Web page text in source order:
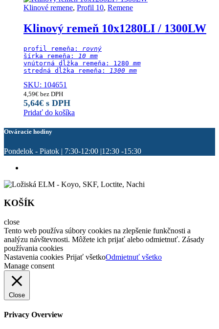
Klinové remene, Profil 10, Remene
Klinový remeň 10x1280LI / 1300LW
profil remeňa: rovný
šírka remeňa: 10 mm
vnútorná dĺžka remeňa: 1280 mm
stredná dĺžka remeňa:
1300 mm
SKU: 104651
4,59€ bez DPH
5,64€ s DPH
Pridať do košíka
Otváracie hodiny
Pondelok - Piatok | 7:30-12:00 |12:30 -15:30
KOŠÍK
close
Tento web používa súbory cookies na zlepšenie funkčnosti a
analýzu návštevnosti. Môžete ich prijať alebo odmietnuť. Zásady
používania cookies
Nastavenia cookies Prijať všetkoOdmietnuť všetko
Manage consent
Close
Privacy Overview